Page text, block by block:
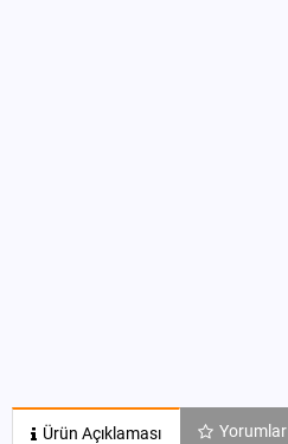
Ürün Açıklaması Yorumlar